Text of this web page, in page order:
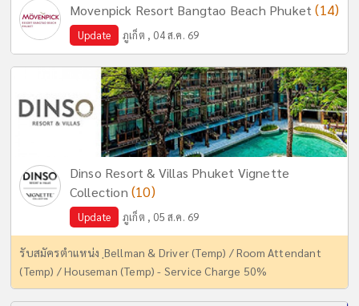
Movenpick Resort Bangtao Beach Phuket(14)
Update ภูเก็ต , 04 ส.ค. 69
Dinso Resort & Villas Phuket Vignette
Collection (10)
Update ภูเก็ต , 05 ส.ค. 69
รับสมัครตำแหน่ง ฺBellman & Driver (Temp) / Room Attendant
(Temp) / Houseman (Temp) - Service Charge 50%